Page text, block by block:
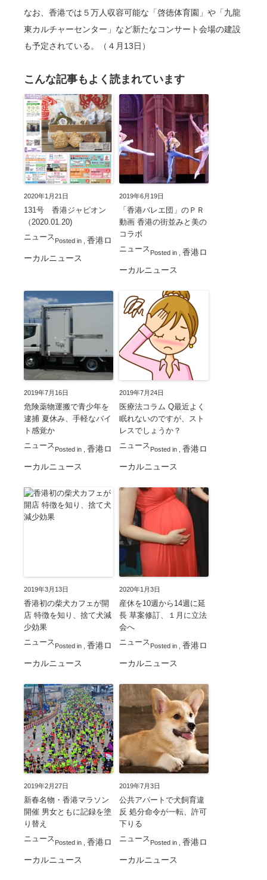
なお、香港では５万人収容可能な「啓徳体育園」や「九龍
東カルチャーセンター」など新たなコンサート会場の建設
も予定されている。（４月13日）
こんな記事もよく読まれています
2020年1月21日
131号 香港ジャピオン
（2020.01.20)
Posted in
ニュース
香港ロ
ーカルニュース
2019年6月19日
「香港バレエ団」のＰＲ
動画 香港の街並みと美の
コラボ
Posted in
ニュース
香港ロ
ーカルニュース
2019年7月16日
危険薬物運搬で青少年を
逮捕 夏休み、手軽なバイ
ト感覚か
Posted in
ニュース
香港ロ
ーカルニュース
2019年7月24日
医療法コラム Q最近よく
眠れないのですが、スト
レスでしょうか？
Posted in
ニュース
香港ロ
ーカルニュース
2019年3月13日
香港初の柴犬カフェが開
店 特徴を知り、捨て犬減
少効果
Posted in
ニュース
香港ロ
ーカルニュース
2020年1月3日
産休を10週から14週に延
長 草案修訂、１月に立法
会へ
Posted in
ニュース
香港ロ
ーカルニュース
2019年2月27日
新春名物・香港マラソン
開催 男女ともに記録を塗
り替え
Posted in
ニュース
香港ロ
ーカルニュース
2019年7月3日
公共アパートで犬飼育違
反 処分命令が一転、許可
下りる
Posted in
ニュース
香港ロ
ーカルニュース